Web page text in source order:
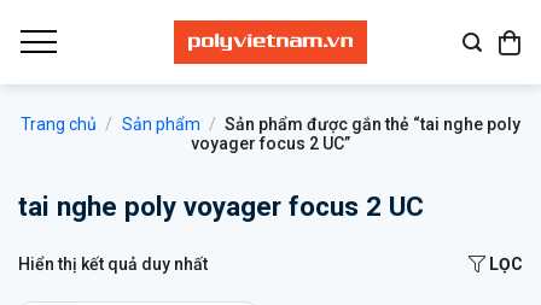
qua
Trang chủ / Sản phẩm / Sản phẩm được gắn thẻ “tai nghe poly
voyager focus 2 UC”
tai nghe poly voyager focus 2 UC
Hiển thị kết quả duy nhất LỌC